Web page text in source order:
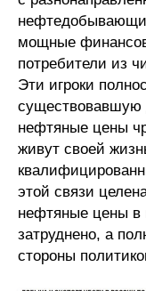
мощные
потребители из
Эти игроки
существовавшую
нефтяные цены
живут своей
этой связи
нефтяные цены в
затруднено, а
стороны